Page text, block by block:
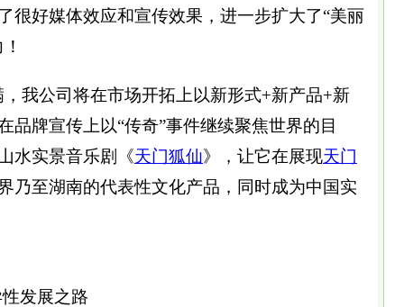
很好媒体效应和宣传效果，进一步扩大了“美丽
我公司将在市场开拓上以新形式+新产品+新
品牌宣传上以“传奇”事件继续聚焦世界的目
水实景音乐剧《天门狐仙》，让它在展现天门
乃至湖南的代表性文化产品，同时成为中国实
发展之路